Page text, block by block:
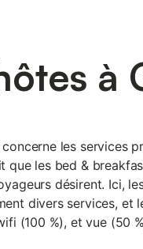
à
les services
que les bed &
désirent. Ici,
divers services, et
(100 %), et vue (50